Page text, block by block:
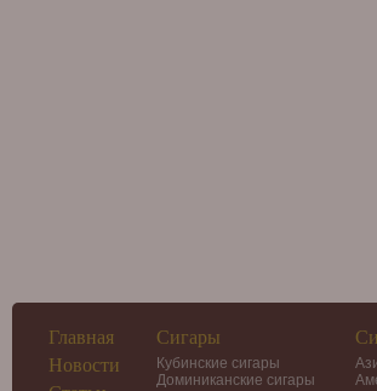
Главная
Новости
Сигары
Кубинские сигары
Доминиканские сигары